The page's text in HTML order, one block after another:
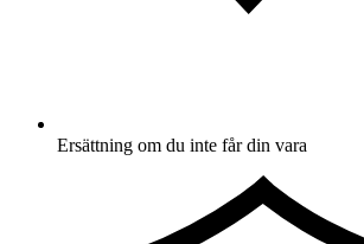
Ersättning om du inte får din vara